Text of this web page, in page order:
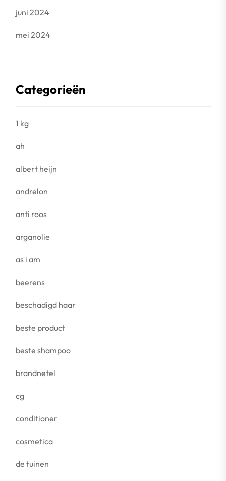
juni 2024
mei 2024
Categorieën
1 kg
ah
albert heijn
andrelon
anti roos
arganolie
as i am
beerens
beschadigd haar
beste product
beste shampoo
brandnetel
cg
conditioner
cosmetica
de tuinen